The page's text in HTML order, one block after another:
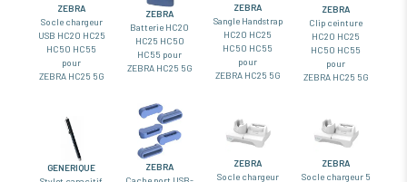
ZEBRA
Socle chargeur
USB HC20 HC25
HC50 HC55
pour
ZEBRA HC25 5G
ZEBRA
Batterie HC20
HC25 HC50
HC55 pour
ZEBRA HC25 5G
ZEBRA
Sangle Handstrap
HC20 HC25
HC50 HC55
pour
ZEBRA HC25 5G
ZEBRA
Clip ceinture
HC20 HC25
HC50 HC55
pour
ZEBRA HC25 5G
GENERIQUE
ZEBRA
ZEBRA
Socle chargeur
ZEBRA
Socle chargeur 5